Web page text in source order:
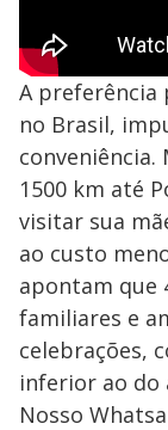
A preferência
no Brasil,
1500 km até
visitar sua
ao custo
apontam que
familiares e
celebrações,
inferior ao do
Nosso